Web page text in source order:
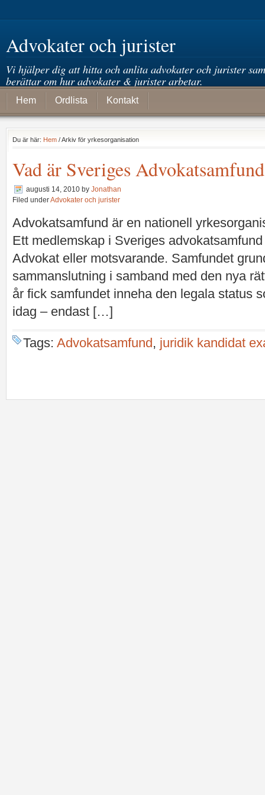
Advokater och jurister
Vi hjälper dig att hitta och anlita advokater och jurister
berättar om hur advokater & jurister arbetar.
Hem Ordlista Kontakt
Du är här: Hem / Arkiv för yrkesorganisation
Vad är Sveriges
augusti 14, 2010 by Jonathan
Filed underAdvokater och jurister
Advokatsamfund är en nationell
Ett medlemskap i Sveriges
Advokat eller motsvarande. Samfundet
sammanslutning i samband med den nya
år fick samfundet inneha den legala status
idag – endast […]
Tags: Advokatsamfund, juridik kandidat